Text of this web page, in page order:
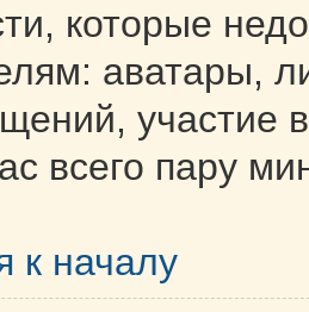
которые
аватары,
участие
всего пару
к началу